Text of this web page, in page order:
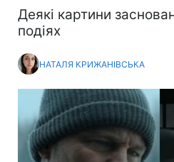
Деякі картини
подіях
НАТАЛЯ КРИЖАНІВСЬКА